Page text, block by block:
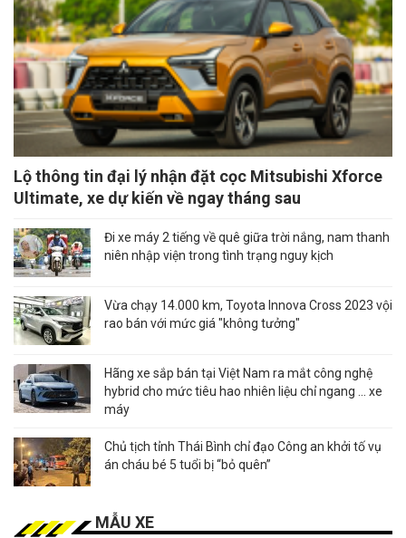
Lộ thông tin đại lý nhận đặt cọc Mitsubishi Xforce
Ultimate, xe dự kiến về ngay tháng sau
Đi xe máy 2 tiếng về quê giữa trời nắng, nam thanh
niên nhập viện trong tình trạng nguy kịch
Vừa chạy 14.000 km, Toyota Innova Cross 2023 vội
rao bán với mức giá "không tưởng"
Hãng xe sắp bán tại Việt Nam ra mắt công nghệ
hybrid cho mức tiêu hao nhiên liệu chỉ ngang ... xe
máy
Chủ tịch tỉnh Thái Bình chỉ đạo Công an khởi tố vụ
án cháu bé 5 tuổi bị “bỏ quên”
MẪU XE